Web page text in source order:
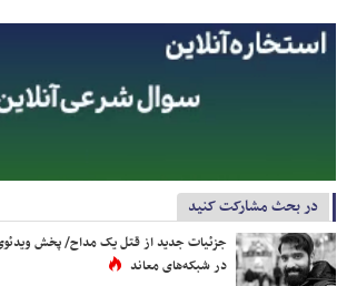
در بحث مشارکت کنید
جزئیات جدید از قتل یک مداح/ پخش
در شبکه‌های معاند